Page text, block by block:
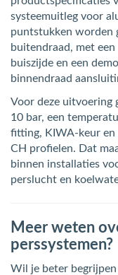
systeemuitleg voor
puntstukken worden
buitendraad, met
buiszijde en een
binnendraad
Voor deze uitvoering
10 bar, een
fitting, KIWA-keur en
CH profielen. Dat
binnen installaties
perslucht en
Meer weten
perssystemen?
Wil je beter